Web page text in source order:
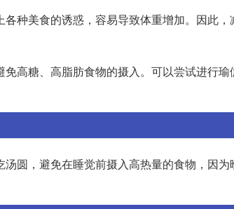
种美食的诱惑，容易导致体重增加。因此，
高糖、高脂肪食物的摄入。可以尝试进行瑜
圆，避免在睡觉前摄入高热量的食物，因为